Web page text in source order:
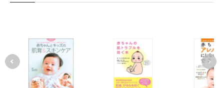
4,320円(税込)以上のご